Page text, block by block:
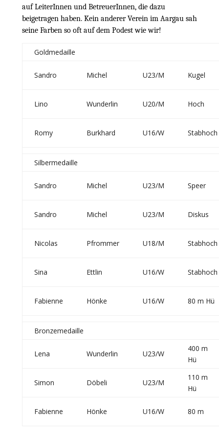
auf LeiterInnen und BetreuerInnen, die dazu
beigetragen haben. Kein anderer Verein im Aargau sah
seine Farben so oft auf dem Podest wie wir!
Goldmedaille
Sandro Michel U23/M Kugel
Lino Wunderlin U20/M Hoch
Romy Burkhard U16/W Stabhoch
Silbermedaille
Sandro Michel U23/M Speer
Sandro Michel U23/M Diskus
Nicolas Pfrommer U18/M Stabhoch
Sina Ettlin U16/W Stabhoch
Fabienne Hönke U16/W 80 m Hü
Bronzemedaille
Lena Wunderlin U23/W
400 m
Hü
Simon Döbeli U23/M
110 m
Hü
Fabienne Hönke U16/W 80 m